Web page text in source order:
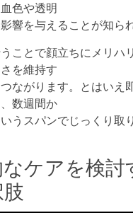
色や透明
響を与えることが知ら
ことで顔立ちにメリハ
を維持す
ながります。とはいえ
数週間か
うスパンでじっくり取
ケアを検討